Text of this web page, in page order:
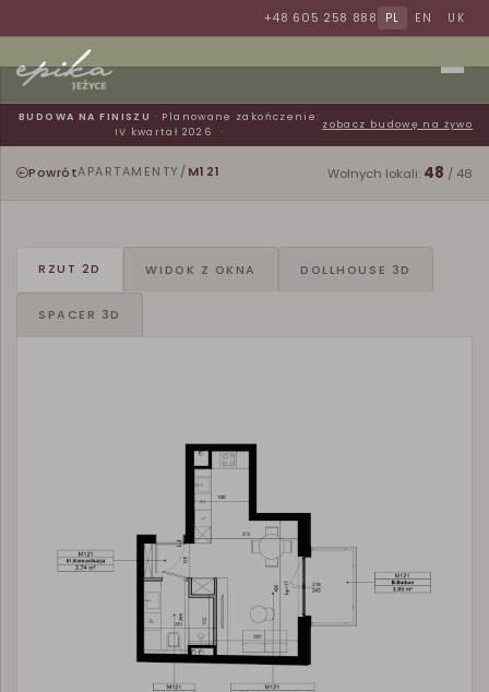
+48 605 258 888 PL EN UK
BUDOWA NA FINISZU · Planowane zakończenie:
IV kwartał 2026
zobacz budowę na żywo
PowrótAPARTAMENTY / M121 Wolnych lokali: 48 / 48
RZUT 2D WIDOK Z OKNA DOLLHOUSE 3D
SPACER 3D